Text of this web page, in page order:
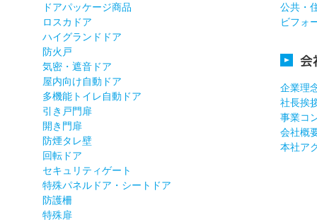
ドアパッケージ商品
ロスカドア
ハイグランドドア
防火戸
気密・遮音ドア
屋内向け自動ドア
多機能トイレ自動ドア
引き戸門扉
開き門扉
防煙タレ壁
回転ドア
セキュリティゲート
特殊パネルドア・シートドア
防護柵
特殊扉
公共・
ビフォ
会
企業理
社長挨
事業コ
会社概
本社ア